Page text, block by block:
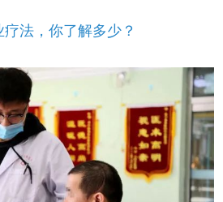
疗法，你了解多少？